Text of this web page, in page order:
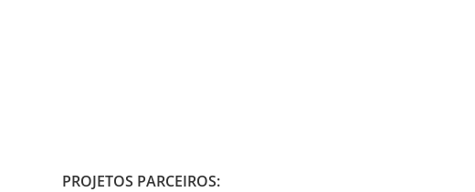
PROJETOS PARCEIROS: